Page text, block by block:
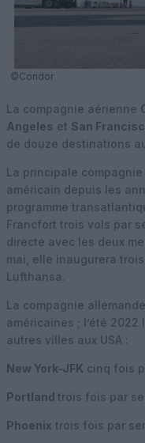
©Condor
La compagnie aérienne
Angeles et San
de douze destinations
La principale
américain depuis les
programme
Francfort trois vols par
directe avec les deux
mai, elle inaugurera
Lufthansa.
La compagnie
américaines ; l’été
autres villes aux USA :
New York-JFK cinq fois
Portland trois fois par
Phoenix trois fois par